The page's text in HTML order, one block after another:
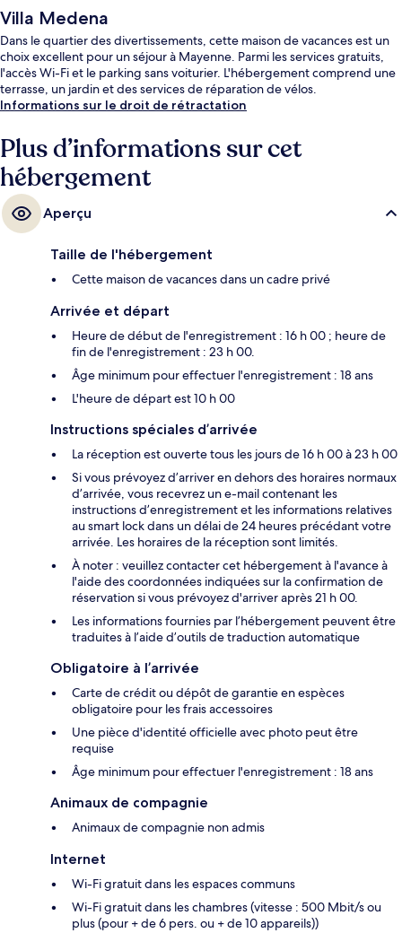
Villa Medena
Dans le quartier des divertissements, cette maison de vacances est un
choix excellent pour un séjour à Mayenne. Parmi les services gratuits,
l'accès Wi-Fi et le parking sans voiturier. L'hébergement comprend une
terrasse, un jardin et des services de réparation de vélos.
Informations sur le droit de rétractation
Plus d’informations sur cet
hébergement
Aperçu
Taille de l'hébergement
Cette maison de vacances dans un cadre privé
Arrivée et départ
Heure de début de l'enregistrement : 16 h 00 ; heure de
fin de l'enregistrement : 23 h 00.
Âge minimum pour effectuer l'enregistrement : 18 ans
L'heure de départ est 10 h 00
Instructions spéciales d’arrivée
La réception est ouverte tous les jours de 16 h 00 à 23 h 00
Si vous prévoyez d’arriver en dehors des horaires normaux
d’arrivée, vous recevrez un e-mail contenant les
instructions d’enregistrement et les informations relatives
au smart lock dans un délai de 24 heures précédant votre
arrivée. Les horaires de la réception sont limités.
À noter : veuillez contacter cet hébergement à l'avance à
l'aide des coordonnées indiquées sur la confirmation de
réservation si vous prévoyez d'arriver après 21 h 00.
Les informations fournies par l’hébergement peuvent être
traduites à l’aide d’outils de traduction automatique
Obligatoire à l’arrivée
Carte de crédit ou dépôt de garantie en espèces
obligatoire pour les frais accessoires
Une pièce d'identité officielle avec photo peut être
requise
Âge minimum pour effectuer l'enregistrement : 18 ans
Animaux de compagnie
Animaux de compagnie non admis
Internet
Wi-Fi gratuit dans les espaces communs
Wi-Fi gratuit dans les chambres (vitesse : 500 Mbit/s ou
plus (pour + de 6 pers. ou + de 10 appareils))